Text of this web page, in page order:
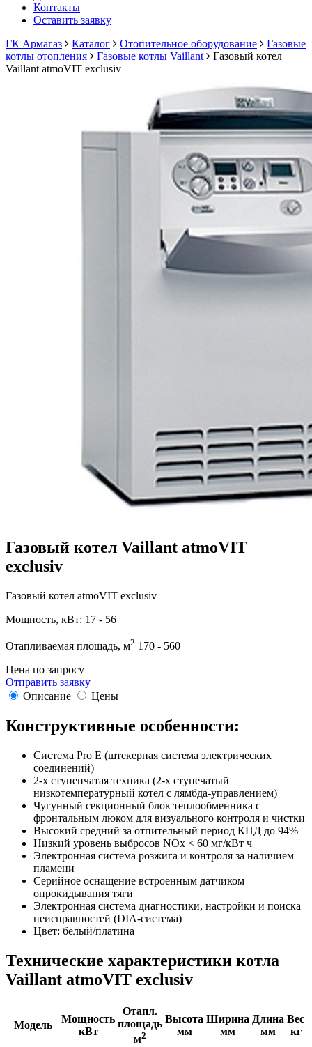
Контакты
Оставить заявку
ГК Армагаз
Каталог Отопительное оборудование
Газовые
котлы отопления
Газовые котлы Vaillant
Газовый котел
Vaillant atmoVIT exclusiv
Газовый котел Vaillant atmoVIT
exclusiv
Газовый котел atmoVIT exclusiv
Мощность, кВт: 17 - 56
Отапливаемая площадь, м2 170 - 560
Цена по запросу
Отправить заявку
Описание
Цены
Конструктивные особенности:
Система Pro E (штекерная система электрических
соединений)
2-х ступенчатая техника (2-х ступечатый
низкотемпературный котел с лямбда-управлением)
Чугунный секционный блок теплообменника с
фронтальным люком для визуального контроля и чистки
Высокий средний за отпительный период КПД до 94%
Низкий уровень выбросов NOx < 60 мг/кВт ч
Электронная система розжига и контроля за наличием
пламени
Серийное оснащение встроенным датчиком
опрокидывания тяги
Электронная система диагностики, настройки и поиска
неисправностей (DIA-система)
Цвет: белый/платина
Технические характеристики котла
Vaillant atmoVIT exclusiv
Модель
Мощность
кВт
Отапл.
площадь
м2
Высота
мм
Ширина
мм
Длина
мм
Вес
кг